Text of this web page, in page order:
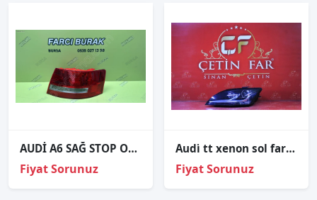
AUDİ A6 SAĞ STOP ORJİNAL
Fiyat Sorunuz
Audi̇ tt xenon sol far orj çıkma 2006-2015 8j0941029aj
Fiyat Sorunuz